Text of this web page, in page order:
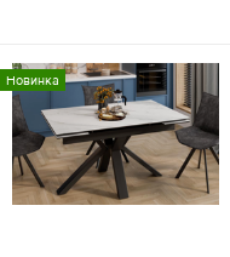
Новинка